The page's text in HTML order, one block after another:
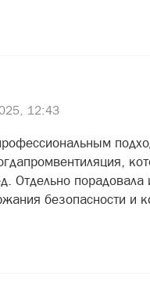
12:43
Отдельно
безопасности и